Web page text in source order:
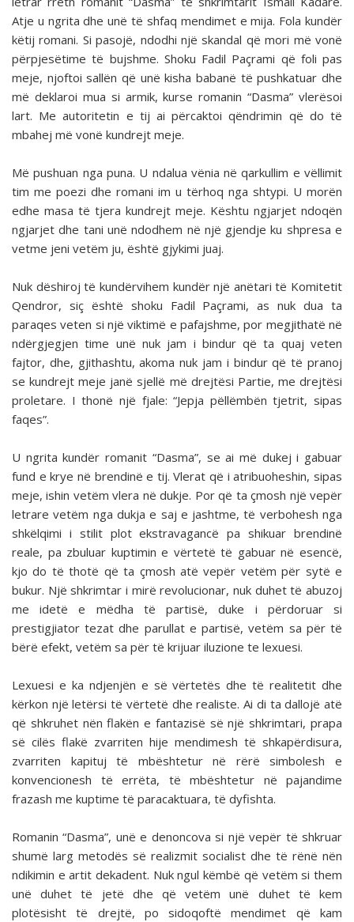
Atje u ngrita dhe unë të shfaq mendimet e mija. Fola kundër
këtij romani. Si pasojë, ndodhi një skandal që mori më vonë
përpjesëtime të bujshme. Shoku Fadil Paçrami që foli pas
meje, njoftoi sallën që unë kisha babanë të pushkatuar dhe
më deklaroi mua si armik, kurse romanin “Dasma” vlerësoi
lart. Me autoritetin e tij ai përcaktoi qëndrimin që do të
mbahej më vonë kundrejt meje.
Më pushuan nga puna. U ndalua vënia në qarkullim e vëllimit
tim me poezi dhe romani im u tërhoq nga shtypi. U morën
edhe masa të tjera kundrejt meje. Kështu ngjarjet ndoqën
ngjarjet dhe tani unë ndodhem në një gjendje ku shpresa e
vetme jeni vetëm ju, është gjykimi juaj.
Nuk dëshiroj të kundërvihem kundër një anëtari të Komitetit
Qendror, siç është shoku Fadil Paçrami, as nuk dua ta
paraqes veten si një viktimë e pafajshme, por megjithatë në
ndërgjegjen time unë nuk jam i bindur që ta quaj veten
fajtor, dhe, gjithashtu, akoma nuk jam i bindur që të pranoj
se kundrejt meje janë sjellë më drejtësi Partie, me drejtësi
proletare. I thonë një fjale: “Jepja pëllëmbën tjetrit, sipas
faqes”.
U ngrita kundër romanit “Dasma”, se ai më dukej i gabuar
fund e krye në brendinë e tij. Vlerat që i atribuoheshin, sipas
meje, ishin vetëm vlera në dukje. Por që ta çmosh një vepër
letrare vetëm nga dukja e saj e jashtme, të verbohesh nga
shkëlqimi i stilit plot ekstravagancë pa shikuar brendinë
reale, pa zbuluar kuptimin e vërtetë të gabuar në esencë,
kjo do të thotë që ta çmosh atë vepër vetëm për sytë e
bukur. Një shkrimtar i mirë revolucionar, nuk duhet të abuzoj
me idetë e mëdha të partisë, duke i përdoruar si
prestigjiator tezat dhe parullat e partisë, vetëm sa për të
bërë efekt, vetëm sa për të krijuar iluzione te lexuesi.
Lexuesi e ka ndjenjën e së vërtetës dhe të realitetit dhe
kërkon një letërsi të vërtetë dhe realiste. Ai di ta dallojë atë
që shkruhet nën flakën e fantazisë së një shkrimtari, prapa
së cilës flakë zvarriten hije mendimesh të shkapërdisura,
zvarriten kapituj të mbështetur në rërë simbolesh e
konvencionesh të errëta, të mbështetur në pajandime
frazash me kuptime të paracaktuara, të dyfishta.
Romanin “Dasma”, unë e denoncova si një vepër të shkruar
shumë larg metodës së realizmit socialist dhe të rënë nën
ndikimin e artit dekadent. Nuk ngul këmbë që vetëm si them
unë duhet të jetë dhe që vetëm unë duhet të kem
plotësisht të drejtë, po sidoqoftë mendimet që kam